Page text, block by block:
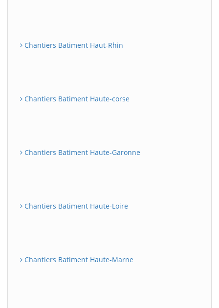
Chantiers Batiment Haut-Rhin
Chantiers Batiment Haute-corse
Chantiers Batiment Haute-Garonne
Chantiers Batiment Haute-Loire
Chantiers Batiment Haute-Marne